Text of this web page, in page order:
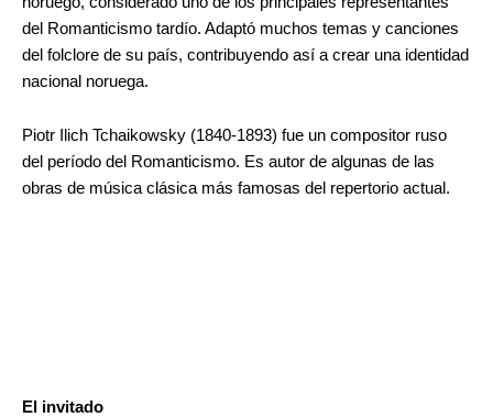
del Romanticismo tardío. Adaptó muchos temas y canciones
del folclore de su país, contribuyendo así a crear una identidad
nacional noruega.
Piotr Ilich Tchaikowsky (1840-1893) fue un compositor ruso
del período del Romanticismo. Es autor de algunas de las
obras de música clásica más famosas del repertorio actual.
El invitado